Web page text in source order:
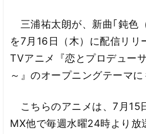
三浦祐太朗が、新曲｢鈍色
を7月16日（木）に配信リリ
TVアニメ『恋とプロデュー
～』のオープニングテーマに
こちらのアニメは、7月15
MX他で毎週水曜24時より放